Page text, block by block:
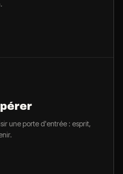
une porte d'entrée : esprit,